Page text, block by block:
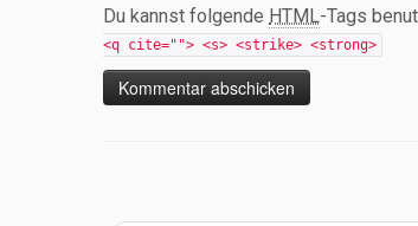
Du kannst folgende HTML-Tags
<q cite=""> <s> <strike> <strong>